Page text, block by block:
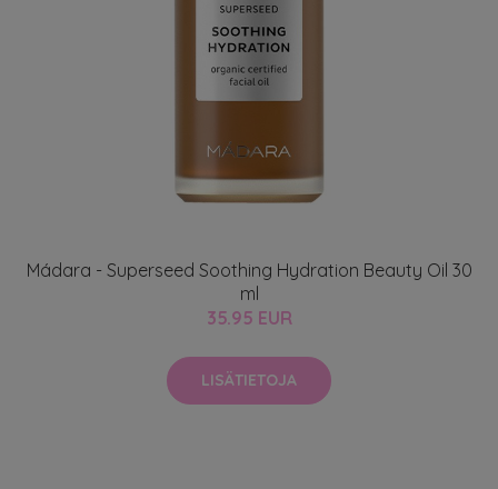
Mádara - Superseed Soothing Hydration Beauty Oil 30
ml
35.95 EUR
LISÄTIETOJA